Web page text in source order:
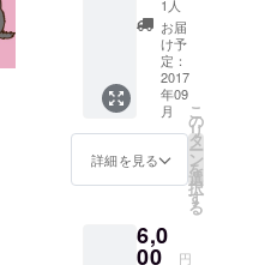
ン めん
トリと
めんト
リス
タッフ
からお
礼の
メール
をお送
りさせ
だきま
す！ ま
1人
お届
け予
定：
2017
年09
月
詳細を見る
こ
の
リ
タ
ー
ン
を
選
択
す
る
6,0
00 円